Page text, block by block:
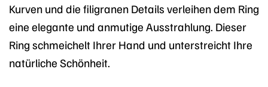
Kurven und die filigranen Details verleihen dem Ring
eine elegante und anmutige Ausstrahlung. Dieser
Ring schmeichelt Ihrer Hand und unterstreicht Ihre
natürliche Schönheit.